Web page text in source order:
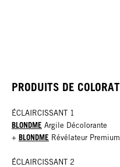
PRODUITS DE
ÉCLAIRCISSANT 1
BLONDME Argile Décolorante
+ BLONDME Révélateur
ÉCLAIRCISSANT 2